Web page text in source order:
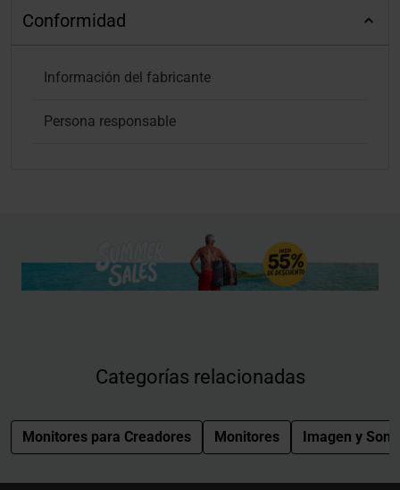
Conformidad
Información del fabricante
Persona responsable
Categorías relacionadas
Monitores para Creadores Monitores Imagen y